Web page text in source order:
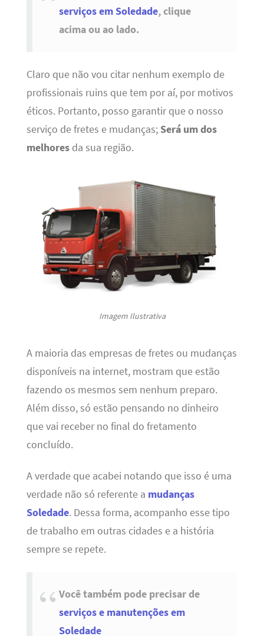
serviços em Soledade, clique
acima ou ao lado.
Claro que não vou citar nenhum exemplo de
profissionais ruins que tem por aí, por motivos
éticos. Portanto, posso garantir que o nosso
serviço de fretes e mudanças; Será um dos
melhoresda sua região.
Imagem Ilustrativa
A maioria das empresas de fretes ou mudanças
disponíveis na internet, mostram que estão
fazendo os mesmos sem nenhum preparo.
Além disso, só estão pensando no dinheiro
que vai receber no final do fretamento
concluído.
A verdade que acabei notando que isso é uma
verdade não só referente a mudanças
Soledade. Dessa forma, acompanho esse tipo
de trabalho em outras cidades e a história
sempre se repete.
Você também pode precisar de
serviços e manutenções em
Soledade